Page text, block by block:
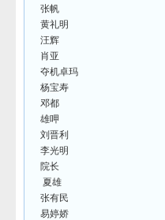
张帆
黄礼明
汪辉
肖亚
夺机卓玛
杨宝寿
邓都
雄呷
刘晋利
李光明
院长
夏雄
张有民
易婷娇